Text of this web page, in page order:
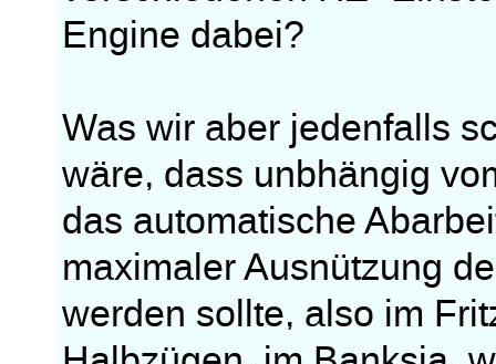
Engine dabei?
Was wir aber jedenfalls
wäre, dass unbhängig
das automatische
maximaler Ausnützung
werden sollte, also im